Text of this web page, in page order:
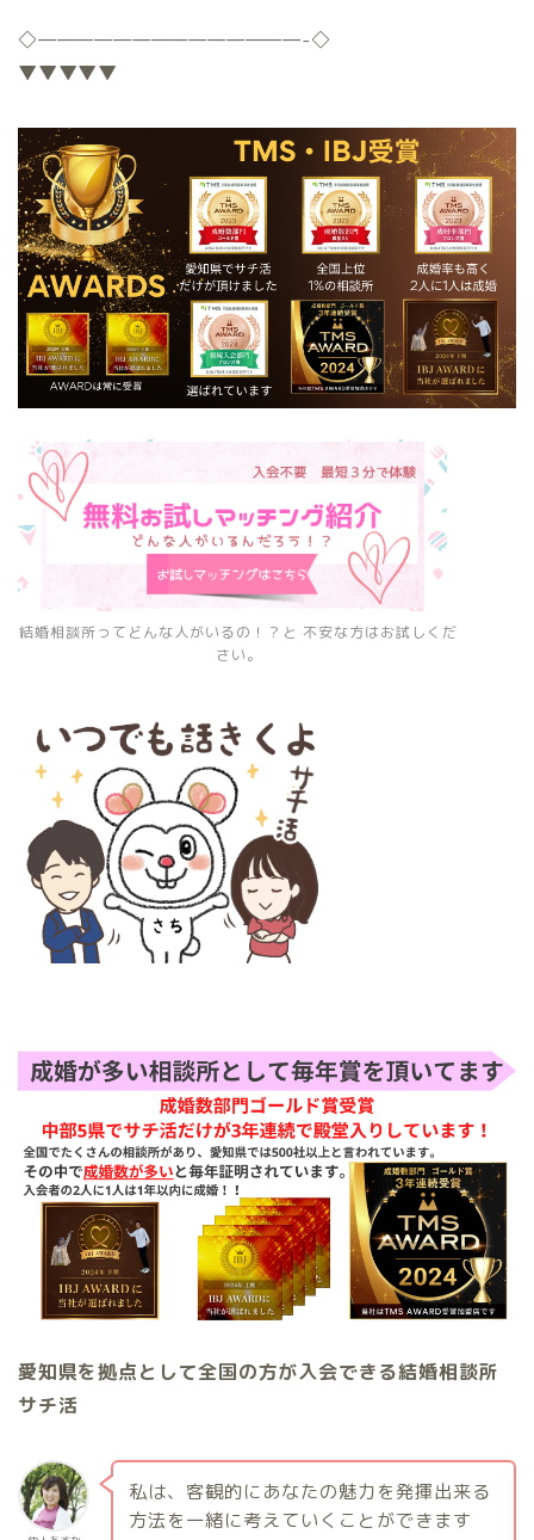
◇——————————————-◇
▼▼▼▼▼
結婚相談所ってどんな人がいるの！？と 不安な方はお試しくだ
さい。
愛知県を拠点として全国の方が入会できる結婚相談所
サチ活
私は、客観的にあなたの魅力を発揮出来る
方法を一緒に考えていくことができます